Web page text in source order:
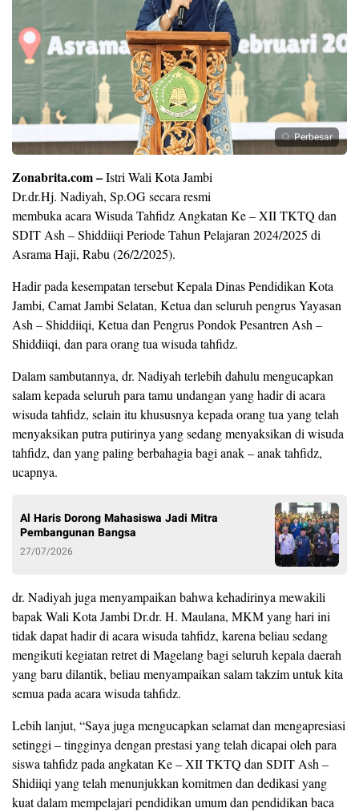
Perbesar
Zonabrita.com –Istri Wali Kota Jambi
Dr.dr.Hj. Nadiyah, Sp.OG secara resmi
membuka acara Wisuda Tahfidz Angkatan Ke – XII TKTQ dan
SDIT Ash – Shiddiiqi Periode Tahun Pelajaran 2024/2025 di
Asrama Haji, Rabu (26/2/2025).
Hadir pada kesempatan tersebut Kepala Dinas Pendidikan Kota
Jambi, Camat Jambi Selatan, Ketua dan seluruh pengrus Yayasan
Ash – Shiddiiqi, Ketua dan Pengrus Pondok Pesantren Ash –
Shiddiiqi, dan para orang tua wisuda tahfidz.
Dalam sambutannya, dr. Nadiyah terlebih dahulu mengucapkan
salam kepada seluruh para tamu undangan yang hadir di acara
wisuda tahfidz, selain itu khususnya kepada orang tua yang telah
menyaksikan putra putirinya yang sedang menyaksikan di wisuda
tahfidz, dan yang paling berbahagia bagi anak – anak tahfidz,
ucapnya.
Al Haris Dorong Mahasiswa Jadi Mitra
Pembangunan Bangsa
27/07/2026
dr. Nadiyah juga menyampaikan bahwa kehadirinya mewakili
bapak Wali Kota Jambi Dr.dr. H. Maulana, MKM yang hari ini
tidak dapat hadir di acara wisuda tahfidz, karena beliau sedang
mengikuti kegiatan retret di Magelang bagi seluruh kepala daerah
yang baru dilantik, beliau menyampaikan salam takzim untuk kita
semua pada acara wisuda tahfidz.
Lebih lanjut, “Saya juga mengucapkan selamat dan mengapresiasi
setinggi – tingginya dengan prestasi yang telah dicapai oleh para
siswa tahfidz pada angkatan Ke – XII TKTQ dan SDIT Ash –
Shidiiqi yang telah menunjukkan komitmen dan dedikasi yang
kuat dalam mempelajari pendidikan umum dan pendidikan baca